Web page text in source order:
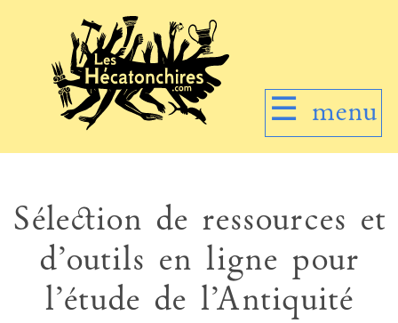
☰ menu
Sélection de ressources et
d’outils en ligne pour
l’étude de l’Antiquité